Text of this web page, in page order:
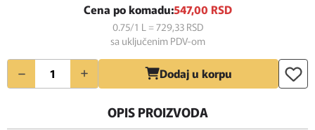
Cena po komadu:547,00 RSD
0.75/1 L = 729,33 RSD
sa uključenim PDV-om
Količina Dodaj u korpu
OPIS PROIZVODA